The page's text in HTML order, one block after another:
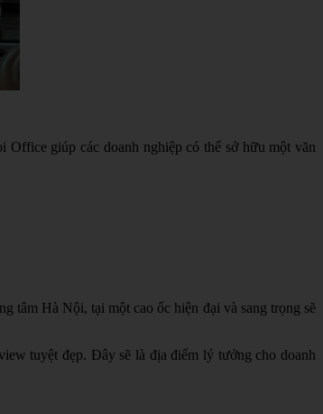
giúp các doanh nghiệp có thể sở hữu một văn
tâm Hà Nội, tại một cao ốc hiện đại và sang trọng sẽ
tuyệt đẹp. Đây sẽ là địa điểm lý tưởng cho doanh